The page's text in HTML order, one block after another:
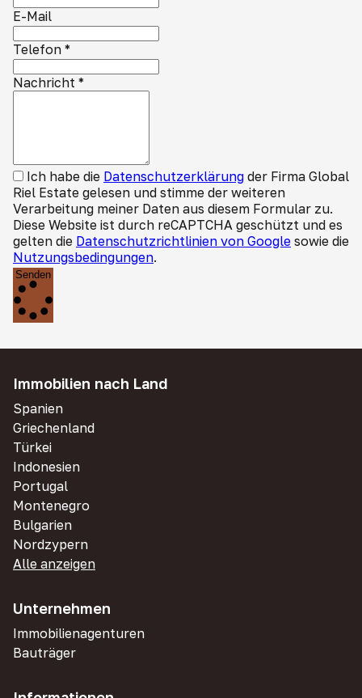
E-Mail
Telefon *
Nachricht *
Ich habe die Datenschutzerklärung der Firma Global
Riel Estate gelesen und stimme der weiteren
Verarbeitung meiner Daten aus diesem Formular zu.
Diese Website ist durch reCAPTCHA geschützt und es
gelten die Datenschutzrichtlinien von Google sowie die
Nutzungsbedingungen.
Senden
Immobilien nach Land
Spanien
Griechenland
Türkei
Indonesien
Portugal
Montenegro
Bulgarien
Nordzypern
Alle anzeigen
Unternehmen
Immobilienagenturen
Bauträger